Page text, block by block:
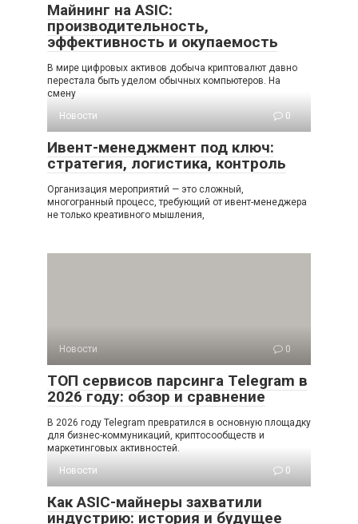
Майнинг на ASIC:
производительность,
эффективность и окупаемость
В мире цифровых активов добыча криптовалют давно
перестала быть уделом обычных компьютеров. На
смену
Новости
0
Ивент-менеджмент под ключ:
стратегия, логистика, контроль
Организация мероприятий — это сложный,
многогранный процесс, требующий от ивент-менеджера
не только креативного мышления,
Новости 0
ТОП сервисов парсинга Telegram в
2026 году: обзор и сравнение
В 2026 году Telegram превратился в основную площадку
для бизнес-коммуникаций, криптосообществ и
маркетинговых активностей.
Новости
0
Как ASIC-майнеры захватили
индустрию: история и будущее